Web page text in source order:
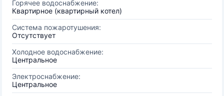
Горячее водоснабжение:
Квартирное (квартирный котел)
Система пожаротушения:
Отсутствует
Холодное водоснабжение:
Центральное
Электроснабжение:
Центральное